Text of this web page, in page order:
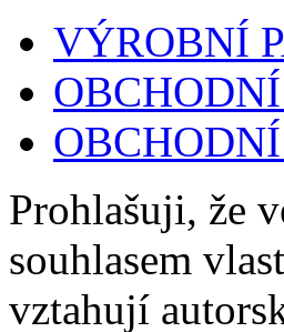
VÝROBNÍ
Prohlašuji, že
souhlasem
vztahují